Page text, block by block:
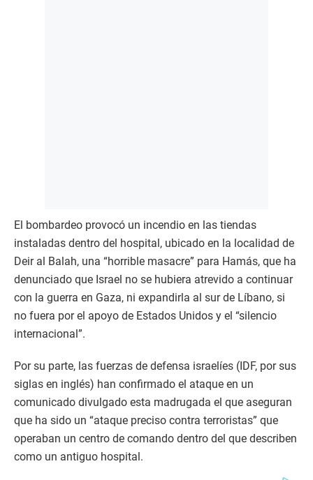
El bombardeo provocó un incendio en las tiendas
instaladas dentro del hospital, ubicado en la localidad de
Deir al Balah, una “horrible masacre” para Hamás, que ha
denunciado que Israel no se hubiera atrevido a continuar
con la guerra en Gaza, ni expandirla al sur de Líbano, si
no fuera por el apoyo de Estados Unidos y el “silencio
internacional”.
Por su parte, las fuerzas de defensa israelíes (IDF, por sus
siglas en inglés) han confirmado el ataque en un
comunicado divulgado esta madrugada el que aseguran
que ha sido un “ataque preciso contra terroristas” que
operaban un centro de comando dentro del que describen
como un antiguo hospital.